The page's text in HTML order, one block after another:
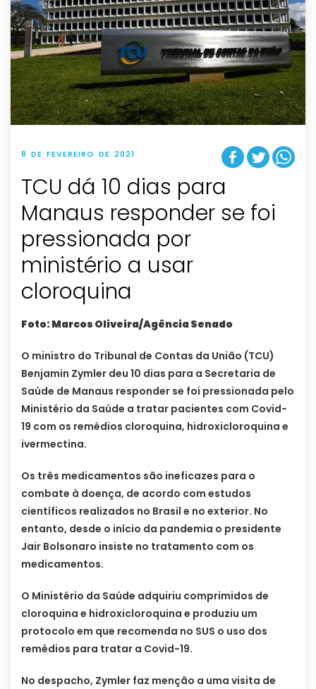
8 DE FEVEREIRO DE 2021
TCU dá 10 dias para
Manaus responder se foi
pressionada por
ministério a usar
cloroquina
Foto: Marcos Oliveira/Agência Senado
O ministro do Tribunal de Contas da União (TCU)
Benjamin Zymler deu 10 dias para a Secretaria de
Saúde de Manaus responder se foi pressionada pelo
Ministério da Saúde a tratar pacientes com Covid-
19 com os remédios cloroquina, hidroxicloroquina e
ivermectina.
Os três medicamentos são ineficazes para o
combate à doença, de acordo com estudos
científicos realizados no Brasil e no exterior. No
entanto, desde o início da pandemia o presidente
Jair Bolsonaro insiste no tratamento com os
medicamentos.
O Ministério da Saúde adquiriu comprimidos de
cloroquina e hidroxicloroquina e produziu um
protocolo em que recomenda no SUS o uso dos
remédios para tratar a Covid-19.
No despacho, Zymler faz menção a uma visita de